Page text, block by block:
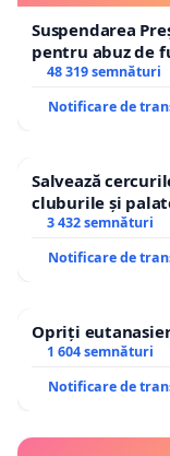
Suspendarea
pentru abuz de
48 319 semnături
Notificare de
Salvează
cluburile și
3 432 semnături
Notificare de
Opriți
1 604 semnături
Notificare de